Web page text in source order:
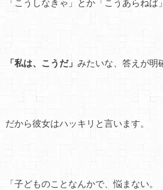
「こうしなきゃ」とか「こうあらねば
「私は、こうだ」 みたいな、答えが明
だから彼女はハッキリと言います。
「子どものことなんかで、悩まない。